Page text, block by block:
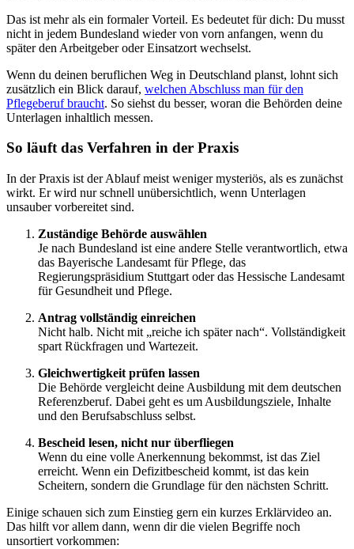
Das ist mehr als ein formaler Vorteil. Es bedeutet für dich: Du musst
nicht in jedem Bundesland wieder von vorn anfangen, wenn du
später den Arbeitgeber oder Einsatzort wechselst.
Wenn du deinen beruflichen Weg in Deutschland planst, lohnt sich
zusätzlich ein Blick darauf, welchen Abschluss man für den
Pflegeberuf braucht. So siehst du besser, woran die Behörden deine
Unterlagen inhaltlich messen.
So läuft das Verfahren in der Praxis
In der Praxis ist der Ablauf meist weniger mysteriös, als es zunächst
wirkt. Er wird nur schnell unübersichtlich, wenn Unterlagen
unsauber vorbereitet sind.
Zuständige Behörde auswählen
Je nach Bundesland ist eine andere Stelle verantwortlich, etwa
das Bayerische Landesamt für Pflege, das
Regierungspräsidium Stuttgart oder das Hessische Landesamt
für Gesundheit und Pflege.
Antrag vollständig einreichen
Nicht halb. Nicht mit „reiche ich später nach“. Vollständigkeit
spart Rückfragen und Wartezeit.
Gleichwertigkeit prüfen lassen
Die Behörde vergleicht deine Ausbildung mit dem deutschen
Referenzberuf. Dabei geht es um Ausbildungsziele, Inhalte
und den Berufsabschluss selbst.
Bescheid lesen, nicht nur überfliegen
Wenn du eine volle Anerkennung bekommst, ist das Ziel
erreicht. Wenn ein Defizitbescheid kommt, ist das kein
Scheitern, sondern die Grundlage für den nächsten Schritt.
Einige schauen sich zum Einstieg gern ein kurzes Erklärvideo an.
Das hilft vor allem dann, wenn dir die vielen Begriffe noch
unsortiert vorkommen: